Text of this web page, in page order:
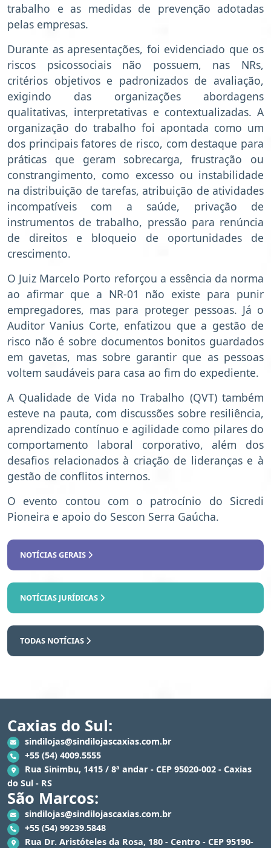
trabalho e as medidas de prevenção adotadas
pelas empresas.
Durante as apresentações, foi evidenciado que os
riscos psicossociais não possuem, nas NRs,
critérios objetivos e padronizados de avaliação,
exigindo das organizações abordagens
qualitativas, interpretativas e contextualizadas. A
organização do trabalho foi apontada como um
dos principais fatores de risco, com destaque para
práticas que geram sobrecarga, frustração ou
constrangimento, como excesso ou instabilidade
na distribuição de tarefas, atribuição de atividades
incompatíveis com a saúde, privação de
instrumentos de trabalho, pressão para renúncia
de direitos e bloqueio de oportunidades de
crescimento.
O Juiz Marcelo Porto reforçou a essência da norma
ao afirmar que a NR-01 não existe para punir
empregadores, mas para proteger pessoas. Já o
Auditor Vanius Corte, enfatizou que a gestão de
risco não é sobre documentos bonitos guardados
em gavetas, mas sobre garantir que as pessoas
voltem saudáveis para casa ao fim do expediente.
A Qualidade de Vida no Trabalho (QVT) também
esteve na pauta, com discussões sobre resiliência,
aprendizado contínuo e agilidade como pilares do
comportamento laboral corporativo, além dos
desafios relacionados à criação de lideranças e à
gestão de conflitos internos.
O evento contou com o patrocínio do Sicredi
Pioneira e apoio do Sescon Serra Gaúcha.
NOTÍCIAS GERAIS
NOTÍCIAS JURÍDICAS
TODAS NOTÍCIAS
Caxias do Sul:
sindilojas@sindilojascaxias.com.br
+55 (54) 4009.5555
Rua Sinimbu, 1415 / 8ª andar - CEP 95020-002 - Caxias
do Sul - RS
São Marcos:
sindilojas@sindilojascaxias.com.br
+55 (54) 99239.5848
Rua Dr. Aristóteles da Rosa, 180 - Centro - CEP 95190-